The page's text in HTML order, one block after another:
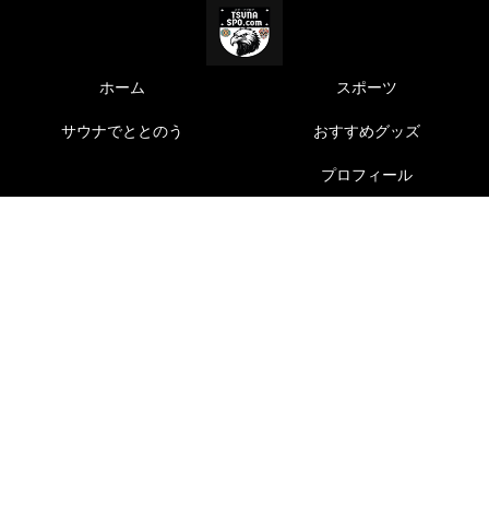
ホーム スポーツ
サウナでととのう おすすめグッズ
プロフィール